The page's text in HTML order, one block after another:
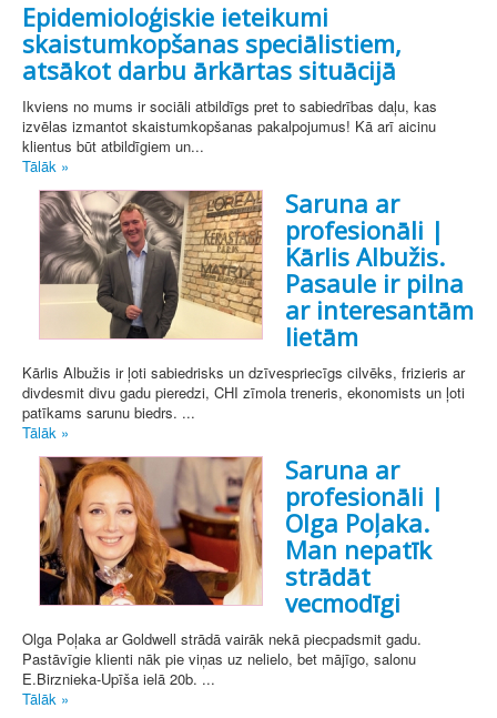
Epidemioloģiskie ieteikumi
skaistumkopšanas speciālistiem,
atsākot darbu ārkārtas situācijā
Ikviens no mums ir sociāli atbildīgs pret to sabiedrības daļu, kas
izvēlas izmantot skaistumkopšanas pakalpojumus! Kā arī aicinu
klientus būt atbildīgiem un...
Tālāk »
Saruna ar
profesionāli |
Kārlis Albužis.
Pasaule ir pilna
ar interesantām
lietām
Kārlis Albužis ir ļoti sabiedrisks un dzīvespriecīgs cilvēks, frizieris ar
divdesmit divu gadu pieredzi, CHI zīmola treneris, ekonomists un ļoti
patīkams sarunu biedrs. ...
Tālāk »
Saruna ar
profesionāli |
Olga Poļaka.
Man nepatīk
strādāt
vecmodīgi
Olga Poļaka ar Goldwell strādā vairāk nekā piecpadsmit gadu.
Pastāvīgie klienti nāk pie viņas uz nelielo, bet mājīgo, salonu
E.Birznieka-Upīša ielā 20b. ...
Tālāk »